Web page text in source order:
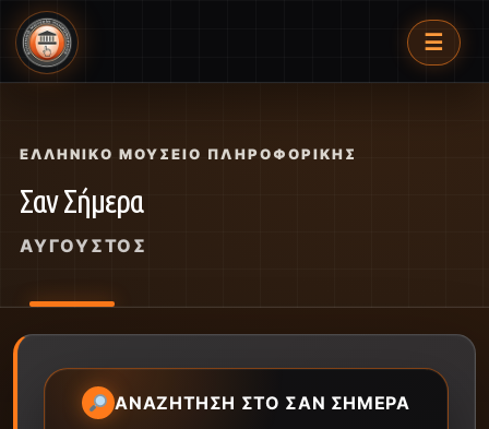
☰
ΕΛΛΗΝΙΚΌ ΜΟΥΣΕΊΟ ΠΛΗΡΟΦΟΡΙΚΉΣ
Σαν Σήμερα
ΑΎΓΟΥΣΤΟΣ
ΑΝΑΖΉΤΗΣΗ ΣΤΟ ΣΑΝ ΣΉΜΕΡΑ